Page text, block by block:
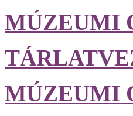
MÚZEUMI
MÚZEUMI